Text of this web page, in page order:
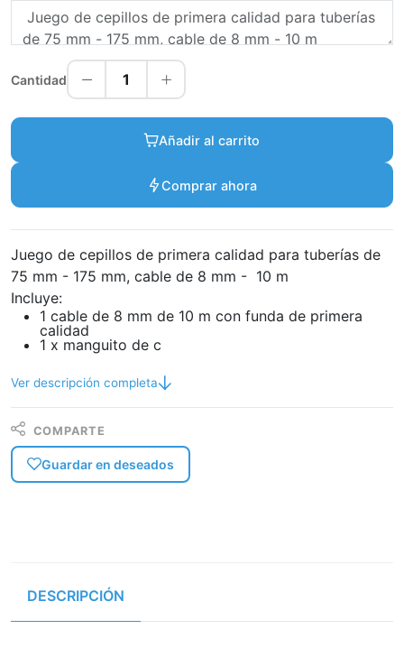
Cantidad 1
Añadir al carrito
Comprar ahora
Juego de cepillos de primera calidad para tuberías de
75 mm - 175 mm, cable de 8 mm - 10 m
Incluye:
1 cable de 8 mm de 10 m con funda de primera
calidad
1 x manguito de c
Ver descripción completa
COMPARTE
Guardar en deseados
DESCRIPCIÓN